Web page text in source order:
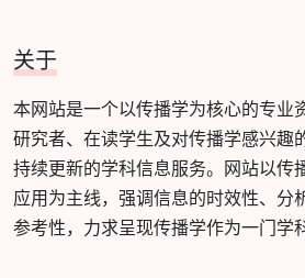
关于
本网站是一个以传播学为核心的专业
研究者、在读学生及对传播学感兴趣
持续更新的学科信息服务。网站以传
应用为主线，强调信息的时效性、分
参考性，力求呈现传播学作为一门学